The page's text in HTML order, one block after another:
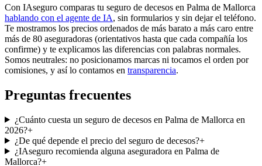
Con IAseguro comparas tu seguro de decesos en Palma de Mallorca
hablando con el agente de IA, sin formularios y sin dejar el teléfono.
Te mostramos los precios ordenados de más barato a más caro entre
más de 80 aseguradoras (orientativos hasta que cada compañía los
confirme) y te explicamos las diferencias con palabras normales.
Somos neutrales: no posicionamos marcas ni tocamos el orden por
comisiones, y así lo contamos en transparencia.
Preguntas frecuentes
¿Cuánto cuesta un seguro de decesos en Palma de Mallorca en
2026?+
¿De qué depende el precio del seguro de decesos?+
¿IAseguro recomienda alguna aseguradora en Palma de
Mallorca?+